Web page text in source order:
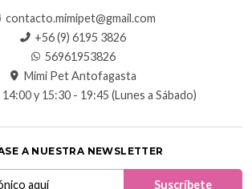
contacto.mimipet@gmail.com
+56 (9) 6195 3826
56961953826
Mimi Pet Antofagasta
y 15:30 - 19:45 (Lunes a Sábado)
A NUESTRA NEWSLETTER